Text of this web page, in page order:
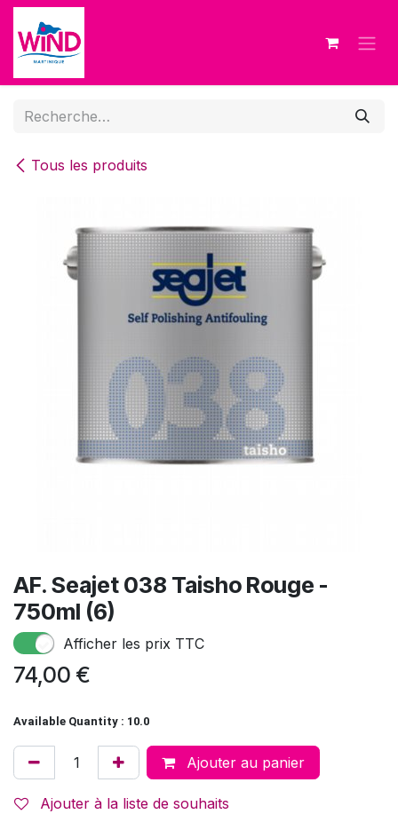
Se rendre au contenu
Tous les produits
AF. Seajet 038 Taisho Rouge -
750ml (6)
Afficher les prix TTC
74,00 €
Available Quantity : 10.0
Ajouter au panier
Ajouter à la liste de souhaits